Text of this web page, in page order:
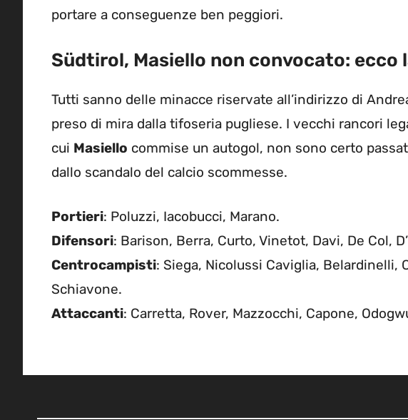
portare a conseguenze ben peggiori.
Südtirol, Masiello non convocato: ecco
Tutti sanno delle minacce riservate all’indirizzo di
preso di mira dalla tifoseria pugliese. I vecchi rancori
cui Masiello commise un autogol, non sono certo
dallo scandalo del calcio scommesse.
Portieri: Poluzzi, Iacobucci, Marano.
Difensori: Barison, Berra, Curto, Vinetot, Davi, De Col,
Centrocampisti: Siega, Nicolussi Caviglia, Belardinelli,
Schiavone.
Attaccanti: Carretta, Rover, Mazzocchi, Capone,